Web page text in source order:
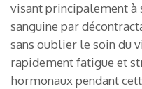
visant principalement
sanguine par
sans oublier le soin du
rapidement fatigue et
hormonaux pendant